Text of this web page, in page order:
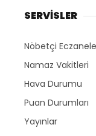
SERVİSLER
Nöbetçi
Namaz Vakitleri
Hava Durumu
Puan Durumları
Yayınlar